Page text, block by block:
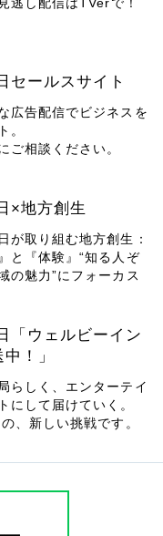
逃し配信はTVerで！
セールスサイト
広告配信でビジネスを
。
ご相談ください。
×地方創生
が取り組む地方創生：
と『体験』“知る人ぞ
の魅力”にフォーカス
「ウェルビーイン
！」
らしく、エンターテイ
にして届けていく。
、新しい挑戦です。